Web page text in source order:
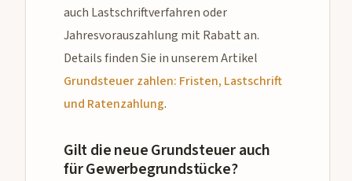
auch Lastschriftverfahren oder
Jahresvorauszahlung mit Rabatt an.
Details finden Sie in unserem Artikel
Grundsteuer zahlen: Fristen, Lastschrift
und Ratenzahlung.
Gilt die neue Grundsteuer auch
für Gewerbegrundstücke?